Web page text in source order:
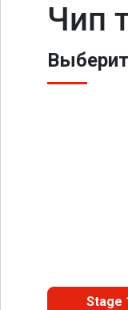
Чип
Stage